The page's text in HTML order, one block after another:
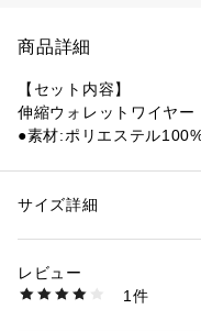
商品詳細
【セット内容】
伸縮ウォレットワイヤー
●素材:ポリエステル
●中国製
※弊社独自の採寸・計量
め、多少の誤差が生じる
性別：レディース
貨
商品番号： 1540000391807
サイズ詳細
レビュー
1件